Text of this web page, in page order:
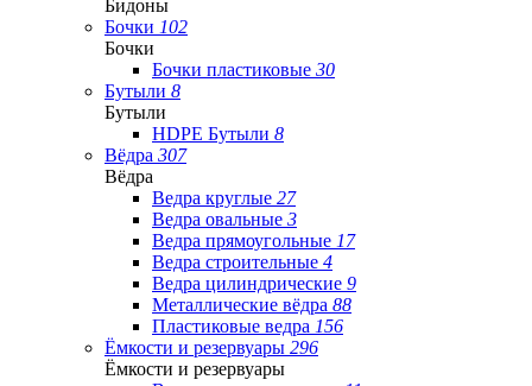
Бидоны
Бочки 102
Бочки
Бочки пластиковые 30
Бутыли 8
Бутыли
HDPE Бутыли 8
Вёдра 307
Вёдра
Ведра круглые 27
Ведра овальные 3
Ведра прямоугольные 17
Ведра строительные 4
Ведра цилиндрические 9
Металлические вёдра 88
Пластиковые ведра 156
Ёмкости и резервуары 296
Ёмкости и резервуары